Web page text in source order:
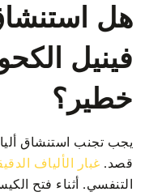
هل
خطير؟
قصد. غبار الألياف
التنفسي. أثناء فتح